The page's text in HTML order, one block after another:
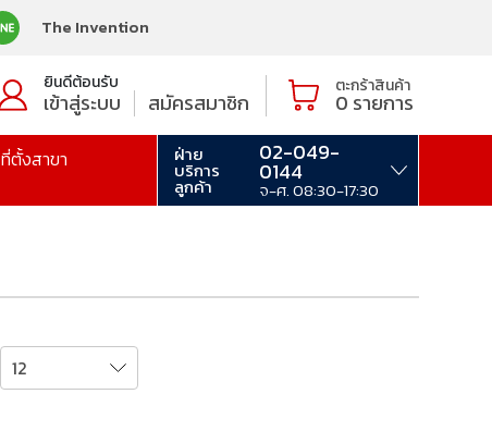
The Invention
ยินดีต้อนรับ
เข้าสู่ระบบ สมัครสมาชิก
ตะกร้าสินค้า
0 รายการ
ที่ตั้งสาขา ฝ่าย
บริการ
ลูกค้า
02-049-
0144
จ-ศ. 08:30-17:30